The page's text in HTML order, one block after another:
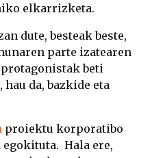
elkarrizketa.
dute, besteak beste,
parte izatearen
beti
da, bazkide eta
proiektu korporatibo
egokituta. Hala ere,